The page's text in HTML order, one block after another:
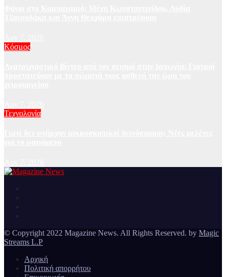
Κόσμος
Τεχνολογία
© Copyright 2022 Magazine News. All Rights Reserved. by Magic
Streams L.P
Αρχική
Πολιτική απορρήτου